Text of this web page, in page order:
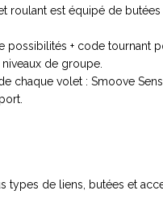
roulant est équipé de butées
possibilités + code tournant
de groupe.
chaque volet : Smoove
types de liens, butées et